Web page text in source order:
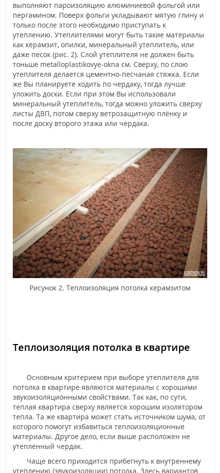
выполняют пароизоляцию алюминиевой фольгой или
пергамином. Поверх фольги укладывают мятую глину и
только после этого необходимо приступать к
утеплению. Утеплителями могут быть такие материалы
как керамзит, опилки, минеральный утеплитель, или
даже песок (рис. 2). Слой утеплителя не должен быть
тоньше metalloplastikovye-okna см. Сверху, по слою
утеплителя делается цементно-песчаная стяжка. Если
же Вы планируете ходить по чердаку, тогда лучше
уложить доски. Если при этом Вы использовали
минеральный утеплитель, тогда можно уложить сверху
листы ДВП, потом сверху ветрозащитную плёнку и
после доску второго этажа или чердака.
Рисунок 2. Теплоизоляция потолка керамзитом
Теплоизоляция потолка в квартире
Основным критерием при выборе утеплителя для
потолка в квартире являются материалы с хорошими
звукоизоляционными свойствами. Так как, по сути,
теплая квартира сверху является хорошим изолятором
тепла. Та же квартира может стать источником шума, от
которого помогут избавиться теплоизоляционные
материалы. Другое дело, если выше расположен не
утепленный чердак.
Чаще всего приходится прибегнуть к внутреннему
утеплению (звукоизоляции) потолка. Здесь вариантов